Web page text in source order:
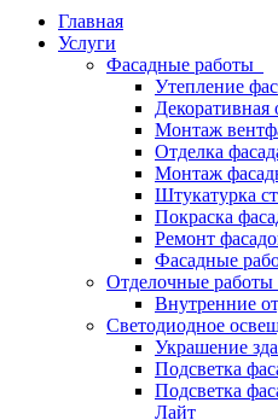
Главная
Услуги
Фасадные работы
Утепление
Декоративная
Монтаж
Отделка
Монтаж
Штукатурка
Покраска
Ремонт
Фасадные
Отделочные работы
Внутренние
Светодиодное
Украшение
Подсветка
Подсветка
Лайт